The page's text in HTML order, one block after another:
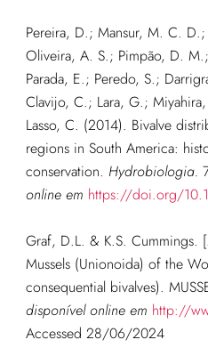
Pereira, D.; Mansur, M. C.
Oliveira, A. S.; Pimpão, D.
Parada, E.; Peredo, S.;
Clavijo, C.; Lara, G.;
Lasso, C. (2014). Bivalve
regions in South America:
conservation. Hydrobiologia.
online em https://doi.org/
Graf, D.L. & K.S. Cummings.
Mussels (Unionoida) of the
consequential bivalves).
disponível online em http://
Accessed 28/06/2024